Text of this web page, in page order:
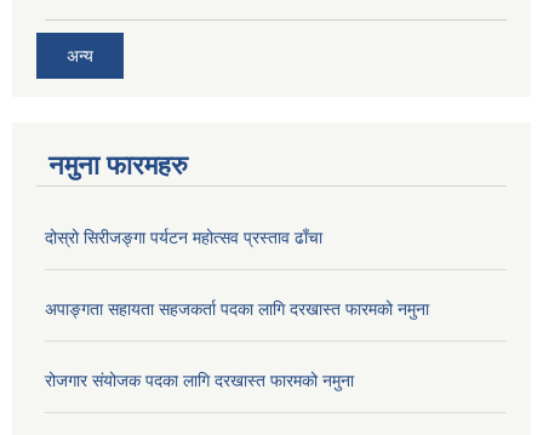
अन्य
नमुना फारमहरु
दोस्रो सिरीजङ्गा पर्यटन महोत्सव प्रस्ताव ढाँचा
अपाङ्गता सहायता सहजकर्ता पदका लागि दरखास्त फारमको नमुना
रोजगार संयोजक पदका लागि दरखास्त फारमको नमुना